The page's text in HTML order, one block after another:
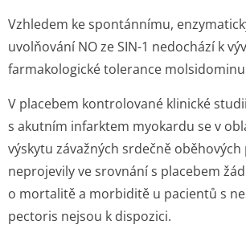
Vzhledem ke spontánnímu,
uvolňování NO ze SIN-1 nedochází k
farmakologické tolerance
V placebem kontrolované klinické
s akutním infarktem myokardu se v
výskytu závažných srdečně
neprojevily ve srovnání s placebem
o mortalitě a morbiditě u pacientů s
pectoris nejsou k dispozici.